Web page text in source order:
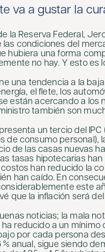
va a gustar la
la Reserva Federal,
las condiciones del
hubiera una forma
no hay. Y esto es
una tendencia a la
el flete, los
están acercando a los
también son
un tercio del
de consumo personal),
de las casas nuevas
tasas hipotecarias han
han reducido la
han caído. En
este
que la inflación será del
noticias; la mala
reducido a un mínimo
por cada persona
% anual, sigue siendo